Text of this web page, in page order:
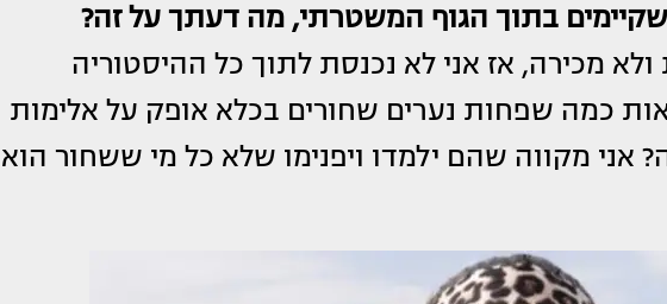
בתוך הגוף המשטרתי, מה דעתך על זה?
ולא מכירה, אז אני לא נכנסת לתוך כל ההיסטוריה
כמה שפחות נערים שחורים בכלא אופק על אלימות
מקווה שהם ילמדו ויפנימו שלא כל מי ששחור הוא